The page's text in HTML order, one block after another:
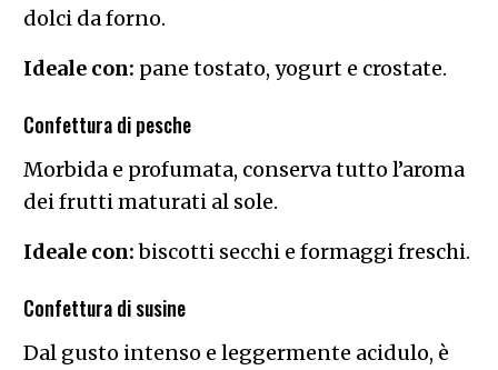
dolci da forno.
Ideale con: pane tostato, yogurt e crostate.
Confettura di pesche
Morbida e profumata, conserva tutto l’aroma
dei frutti maturati al sole.
Ideale con:biscotti secchi e formaggi freschi.
Confettura di susine
Dal gusto intenso e leggermente acidulo, è